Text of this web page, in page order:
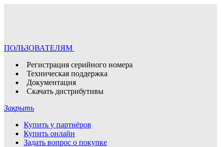
ПОЛЬЗОВАТЕЛЯМ
Регистрация серийного номера
Техническая поддержка
Документация
Скачать дистрибутивы
Закрыть
Купить у партнёров
Купить онлайн
Задать вопрос о покупке